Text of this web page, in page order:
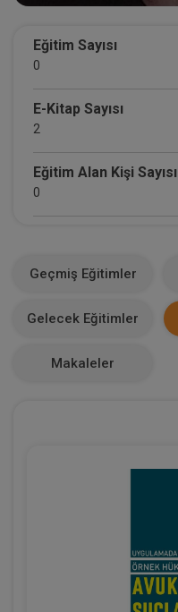
Eğitim Sayısı
0
E-Kitap Sayısı
2
Eğitim Alan Kişi Sayısı
0
0
Geçmiş Eğitimler
Gelecek Eğitimler
Makaleler